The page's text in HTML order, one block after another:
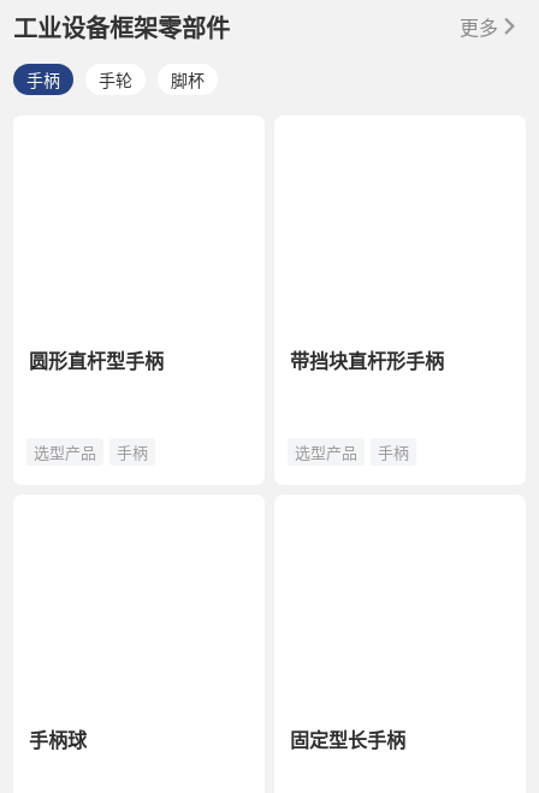
工业设备框架零部件 更多
手柄 手轮 脚杯
圆形直杆型手柄
选型产品 手柄
手柄球
带挡块直杆形手柄
选型产品 手柄
固定型长手柄